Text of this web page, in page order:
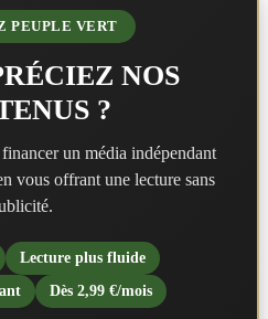
PEUPLE VERT
NOS
?
un média indépendant
vous offrant une lecture sans
Lecture plus fluide
Dès 2,99 €/mois